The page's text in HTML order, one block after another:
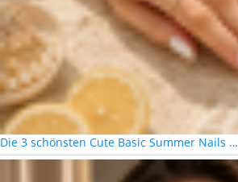
Die 3 schönsten Cute Basic Summer Nails …